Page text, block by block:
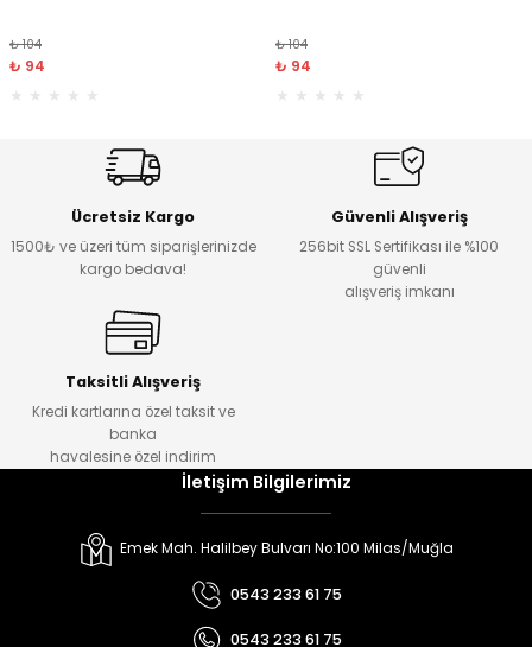
₺ 104
₺ 94
₺ 104
₺ 94
Ücretsiz Kargo
1500₺ ve üzeri tüm siparişlerinizde
kargo bedava!
Güvenli Alışveriş
256bit SSL Sertifikası ile %100
güvenli
alışveriş imkanı
Taksitli Alışveriş
Kredi kartlarına özel taksit ve
banka
havalesine özel indirim
İletişim Bilgilerimiz
Emek Mah. Halilbey Bulvarı No:100 Milas/Muğla
0543 233 61 75
0543 233 61 75